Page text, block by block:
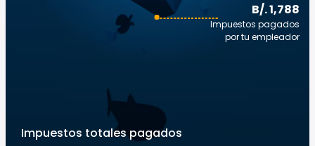
B/. 1,788
Impuestos pagados
por tu empleador
Impuestos totales pagados